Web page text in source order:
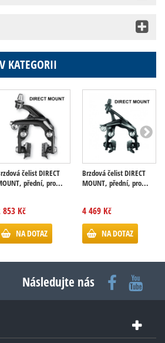
KATEGORII
čelist DIRECT
přední, pro...
853 Kč
NA DOTAZ
Brzdová čelist DIRECT
MOUNT, přední, pro...
4 469 Kč
NA DOTAZ
Následujte nás